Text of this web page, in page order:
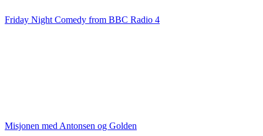
Friday Night Comedy from BBC Radio 4
Misjonen med Antonsen og Golden